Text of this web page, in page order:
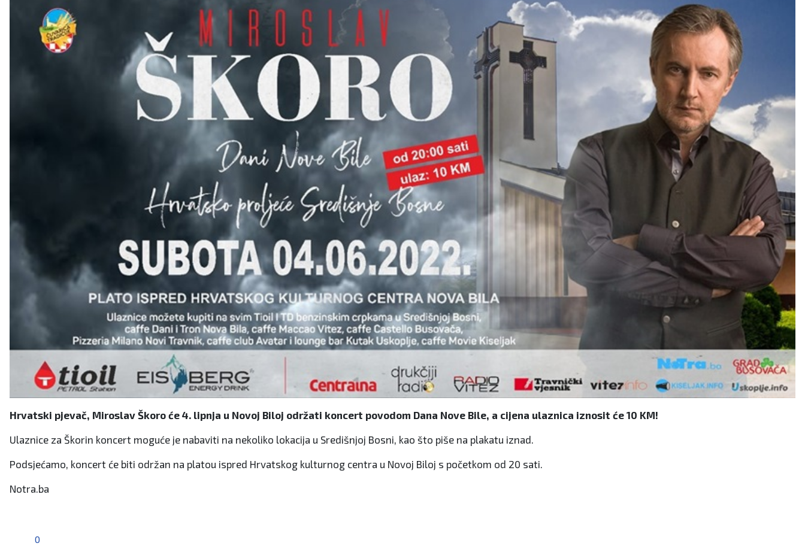
Zanimljivosti
Hrvatski pjevač, Miroslav Škoro će 4. lipnja u Novoj Biloj održati koncert povodom Dana Nove Bile, a cijena ulaznica iznosit će 10 KM!
Ulaznice za Škorin koncert moguće je nabaviti na nekoliko lokacija u Središnjoj Bosni, kao što piše na plakatu iznad.
Podsjećamo, koncert će biti održan na platou ispred Hrvatskog kulturnog centra u Novoj Biloj s početkom od 20 sati.
Notra.ba
0